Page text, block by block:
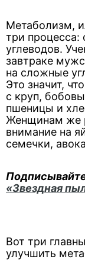
Метаболизм,
три
углеводов.
завтраке
на сложные
Это значит,
с круп,
пшеницы и
Женщинам же
внимание на
семечки,
«Звездная
Вот три
улучшить